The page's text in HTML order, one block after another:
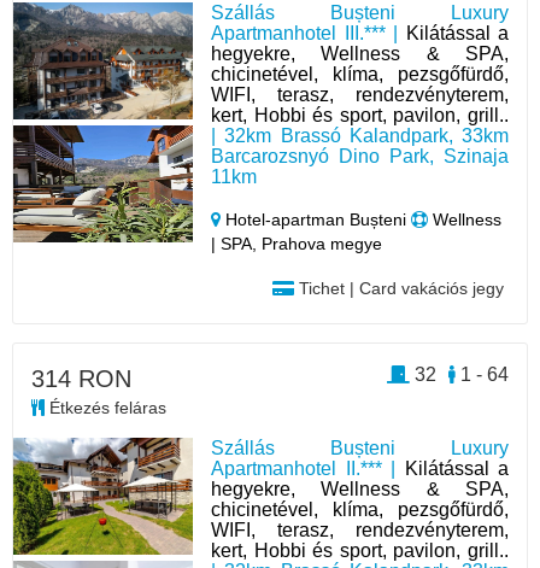
Szállás Bușteni Luxury
Apartmanhotel III.*** |
Kilátással a
hegyekre, Wellness & SPA,
chicinetével, klíma, pezsgőfürdő,
WIFI, terasz, rendezvényterem,
kert, Hobbi és sport, pavilon, grill..
| 32km Brassó Kalandpark, 33km
Barcarozsnyó Dino Park, Szinaja
11km
Hotel‑apartman Bușteni
Wellness
| SPA, Prahova megye
Tichet | Card vakációs jegy
Szállás Bușteni Luxury
Apartmanhotel II.*** |
Kilátással a
hegyekre, Wellness & SPA,
chicinetével, klíma, pezsgőfürdő,
WIFI, terasz, rendezvényterem,
kert, Hobbi és sport, pavilon, grill..
314 RON
Étkezés feláras
1 - 64
32